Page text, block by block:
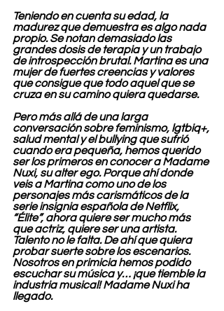
Teniendo en cuenta su edad, la
madurez que demuestra es algo nada
propio. Se notan demasiado las
grandes dosis de terapia y un trabajo
de introspección brutal. Martina es una
mujer de fuertes creencias y valores
que consigue que todo aquel que se
cruza en su camino quiera quedarse.
Pero más allá de una larga
conversación sobre feminismo, lgtbiq+,
salud mental y el bullying que sufrió
cuando era pequeña, hemos querido
ser los primeros en conocer a Madame
Nuxi, su alter ego. Porque ahí donde
veis a Martina como uno de los
personajes más carismáticos de la
serie insignia española de Netflix,
“Élite”, ahora quiere ser mucho más
que actriz, quiere ser una artista.
Talento no le falta. De ahí que quiera
probar suerte sobre los escenarios.
Nosotros en primicia hemos podido
escuchar su música y… ¡que tiemble la
industria musical! Madame Nuxi ha
llegado.